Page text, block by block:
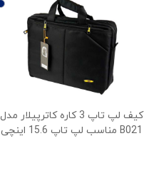
کیف لپ تاپ 3 کاره کاترپیلار مدل
B021 مناسب لپ تاپ 15.6 اینچی